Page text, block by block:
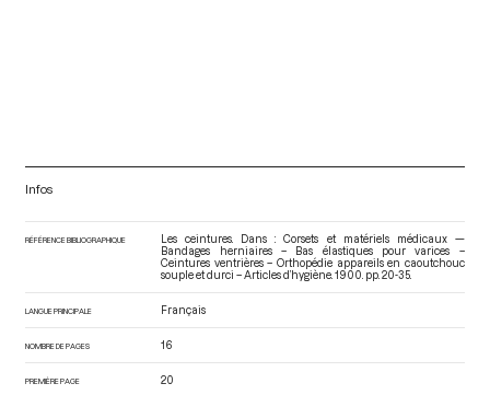
Infos
RÉFÉRENCE BIBLIOGRAPHIQUE
Les ceintures. Dans : Corsets et matériels médicaux —
Bandages herniaires – Bas élastiques pour varices –
Ceintures ventrières – Orthopédie appareils en caoutchouc
souple et durci – Articles d’hygiène . 1900. pp. 20-35.
LANGUE PRINCIPALE Français
NOMBRE DE PAGES 16
PREMIÈRE PAGE 20